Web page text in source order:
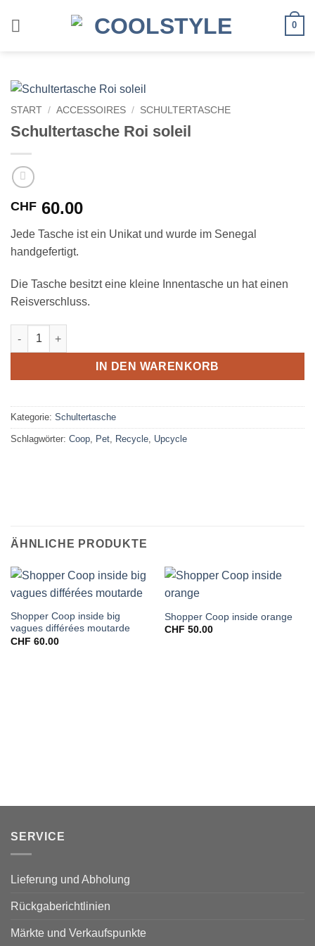
0
START / ACCESSOIRES / SCHULTERTASCHE
Schultertasche Roi soleil
CHF 60.00
Jede Tasche ist ein Unikat und wurde im Senegal
handgefertigt.
Die Tasche besitzt eine kleine Innentasche un hat einen
Reisverschluss.
Schultertasche Roi soleil Menge
IN DEN WARENKORB
Kategorie: Schultertasche
Schlagwörter: Coop, Pet, Recycle, Upcycle
ÄHNLICHE PRODUKTE
Shopper Coop inside big
vagues différées moutarde
CHF 60.00
Shopper Coop inside orange
CHF 50.00
SERVICE
Lieferung und Abholung
Rückgaberichtlinien
Märkte und Verkaufspunkte